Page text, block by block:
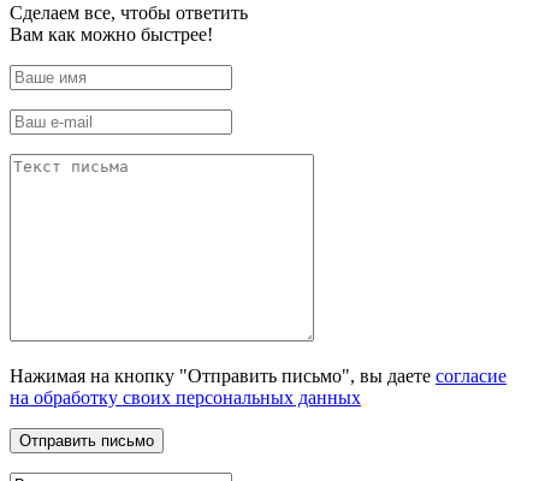
Сделаем все, чтобы ответить
Вам как можно быстрее!
Нажимая на кнопку "Отправить письмо", вы даете согласие
на обработку своих персональных данных